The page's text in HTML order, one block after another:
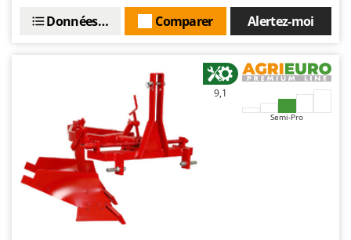
Ripartrak
Rover Pompe
Royal Food
Ryobi
Alertez-moi
Comparer
Données techniques
9,1
Semi-Pro